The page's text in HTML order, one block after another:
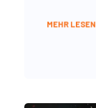
MEHR LESEN